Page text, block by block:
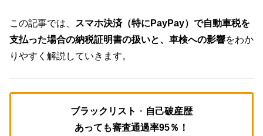
この記事では、
スマホ決済（特にPayPay）で自動車税を
支払った場合の納税証明書の扱いと、車検への影響をわか
りやすく解説していきます。
ブラックリスト ・ 自己破産歴
あっても審査通過率95％！